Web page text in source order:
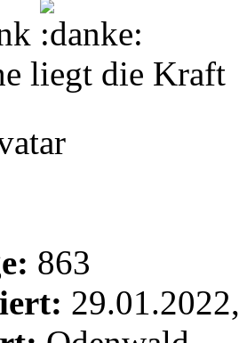
liegt die Kraft
863